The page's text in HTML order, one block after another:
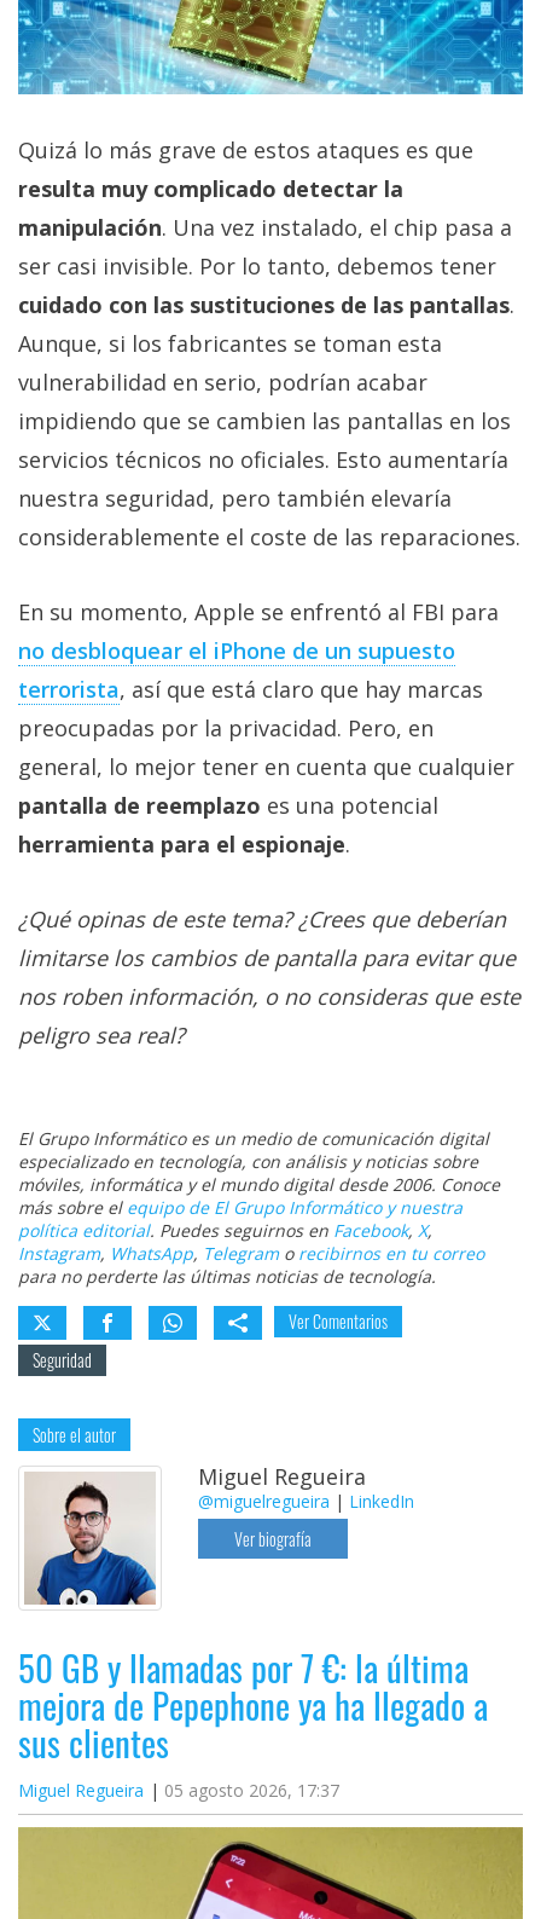
Quizá lo más grave de estos ataques es que
resulta muy complicado detectar la
manipulación. Una vez instalado, el chip pasa a
ser casi invisible. Por lo tanto, debemos tener
cuidado con las sustituciones de las pantallas.
Aunque, si los fabricantes se toman esta
vulnerabilidad en serio, podrían acabar
impidiendo que se cambien las pantallas en los
servicios técnicos no oficiales. Esto aumentaría
nuestra seguridad, pero también elevaría
considerablemente el coste de las reparaciones.
En su momento, Apple se enfrentó al FBI para
no desbloquear el iPhone de un supuesto
terrorista, así que está claro que hay marcas
preocupadas por la privacidad. Pero, en
general, lo mejor tener en cuenta que cualquier
pantalla de reemplazo es una potencial
herramienta para el espionaje.
¿Qué opinas de este tema? ¿Crees que deberían
limitarse los cambios de pantalla para evitar que
nos roben información, o no consideras que este
peligro sea real?
El Grupo Informático es un medio de comunicación digital
especializado en tecnología, con análisis y noticias sobre
móviles, informática y el mundo digital desde 2006. Conoce
más sobre el equipo de El Grupo Informático y nuestra
política editorial. Puedes seguirnos en Facebook, X,
Instagram, WhatsApp, Telegramo recibirnos en tu correo
para no perderte las últimas noticias de tecnología.
Ver Comentarios
Seguridad
Sobre el autor
Miguel Regueira
@miguelregueira | LinkedIn
Ver biografía
50 GB y llamadas por 7 €: la última
mejora de Pepephone ya ha llegado a
sus clientes
Miguel Regueira 05 agosto 2026, 17:37